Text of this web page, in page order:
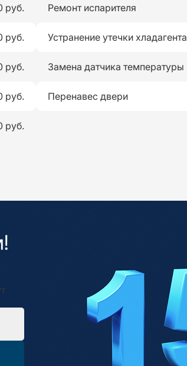
руб. Ремонт испарителя
руб. Устранение утечки хладагента
руб. Замена датчика температуры
руб. Перенавес двери
руб.